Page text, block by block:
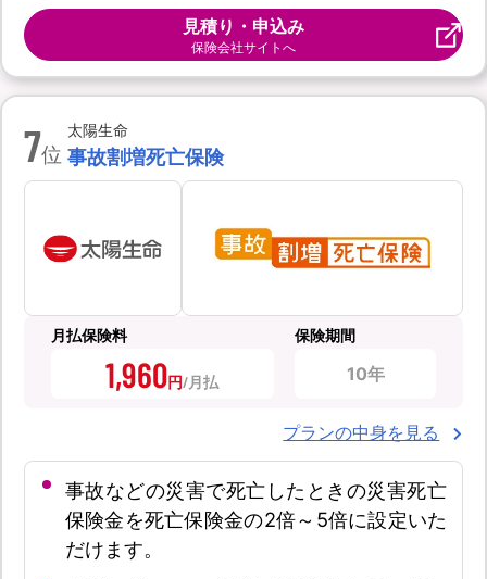
見積り・申込み
保険会社サイトへ
7位
太陽生命
事故割増死亡保険
月払保険料
1,960円
保険期間
10年
プランの中身を見る
事故などの災害で死亡したときの災害死亡
保険金を死亡保険金の2倍～5倍に設定いた
だけます。